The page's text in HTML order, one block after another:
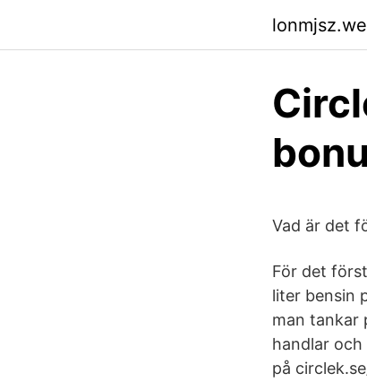
Vad är det
För det
liter bensin
man tankar
handlar
på